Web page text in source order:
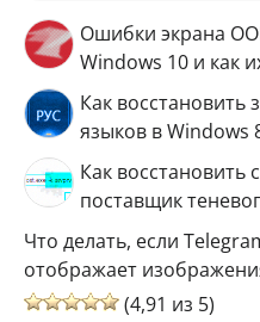
Ошибки экрана
Windows 10 и как
Как восстановить
языков в Windows
Как
поставщик
Что делать, если
отображает
(4,91 из 5)